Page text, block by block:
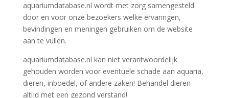
aquariumdatabase.nl wordt met zorg samengesteld
door en voor onze bezoekers welke ervaringen,
bevindingen en meningen gebruiken om de website
aan te vullen.
aquariumdatabase.nl kan niet verantwoordelijk
gehouden worden voor eventuele schade aan aquaria,
dieren, inboedel, of andere zaken! Behandel dieren
altijd met een gezond verstand!